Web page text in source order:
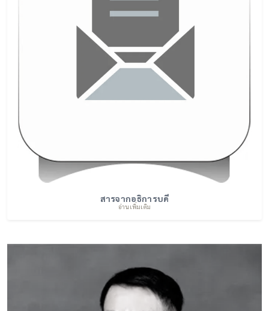
สารจากอธิการบดี
อ่านเพิ่มเติม